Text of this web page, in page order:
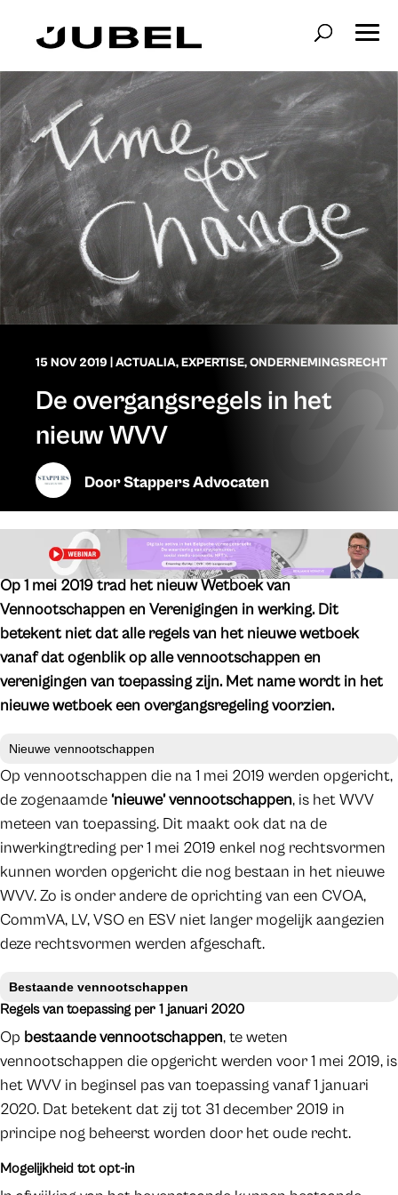
15 NOV 2019 ACTUALIA,EXPERTISE,ONDERNEMINGSRECHT
De overgangsregels in het
nieuw WVV
DoorStappers Advocaten
Op 1 mei 2019 trad het nieuw Wetboek van
Vennootschappen en Verenigingen in werking. Dit
betekent niet dat alle regels van het nieuwe wetboek
vanaf dat ogenblik op alle vennootschappen en
verenigingen van toepassing zijn. Met name wordt in het
nieuwe wetboek een overgangsregeling voorzien.
Nieuwe vennootschappen
Op vennootschappen die na 1 mei 2019 werden opgericht,
de zogenaamde ‘nieuwe’ vennootschappen, is het WVV
meteen van toepassing. Dit maakt ook dat na de
inwerkingtreding per 1 mei 2019 enkel nog rechtsvormen
kunnen worden opgericht die nog bestaan in het nieuwe
WVV. Zo is onder andere de oprichting van een CVOA,
CommVA, LV, VSO en ESV niet langer mogelijk aangezien
deze rechtsvormen werden afgeschaft.
Bestaande vennootschappen
Regels van toepassing per 1 januari 2020
Op bestaande vennootschappen, te weten
vennootschappen die opgericht werden voor 1 mei 2019, is
het WVV in beginsel pas van toepassing vanaf 1 januari
2020. Dat betekent dat zij tot 31 december 2019 in
principe nog beheerst worden door het oude recht.
Mogelijkheid tot opt-in